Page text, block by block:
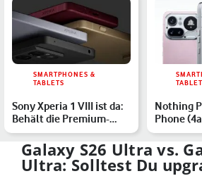
SMARTPHONES &
TABLETS
Sony Xperia 1 VIII ist da:
Behält die Premium-
Reihe ihren Charakt…
Nothing
Phone
Akku,
Galaxy S26 Ultra vs.
Ultra: Solltest Du